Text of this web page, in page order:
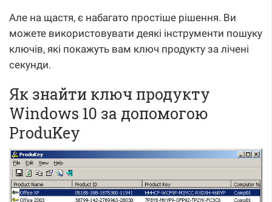
Але на щастя, є набагато простіше рішення. Ви
можете використовувати деякі інструменти пошуку
ключів, які покажуть вам ключ продукту за лічені
секунди.
Як знайти ключ продукту
Windows 10 за допомогою
ProduKey